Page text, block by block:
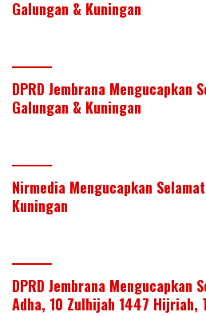
Galungan & Kuningan
DPRD Jembrana Mengucapkan
Galungan & Kuningan
Nirmedia Mengucapkan
Kuningan
DPRD Jembrana Mengucapkan
Adha, 10 Zulhijah 1447 Hijriah,